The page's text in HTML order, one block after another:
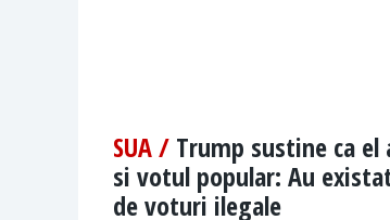
SUA / Trump sustine ca el
si votul popular: Au
de voturi ilegale